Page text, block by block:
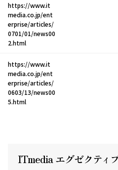
https://www.it
media.co.jp/ent
erprise/articles/
0701/01/news00
2.html
https://www.it
media.co.jp/ent
erprise/articles/
0603/13/news00
5.html
ITmedia エグゼクティ